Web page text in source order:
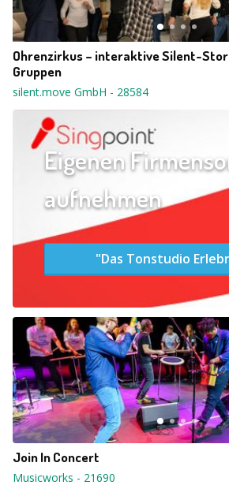
Ohrenzirkus – interaktive Silent-
Gruppen
silent.move GmbH - 28584
Eigenen
aufnehmen
"Das Tonstudio
Join In Concert
Musicworks - 21690